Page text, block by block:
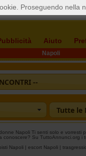
Aiuto
Napoli
--
Tutte le
Napoli Ti senti solo e vorresti
conoscere? Su TuttoAnnunci.org i
Napoli | escort Napoli |
Proseguendo nella